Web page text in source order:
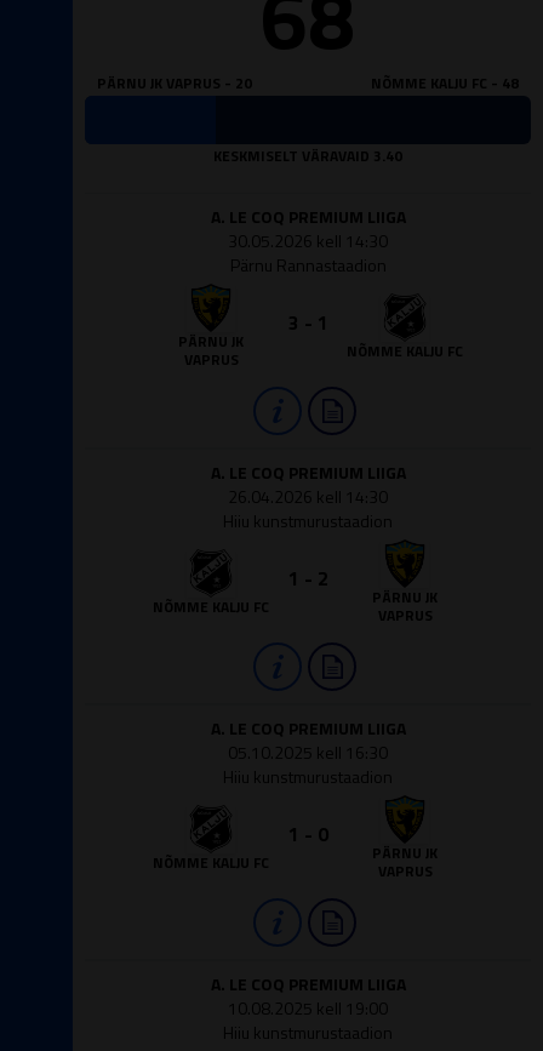
PÄRNU JK VAPRUS - 20 NÕMME KALJU FC - 48
KESKMISELT VÄRAVAID 3.40
A. LE COQ PREMIUM LIIGA
30.05.2026 kell 14:30
Pärnu Rannastaadion
PÄRNU JK
VAPRUS
3 - 1
NÕMME KALJU FC
A. LE COQ PREMIUM LIIGA
26.04.2026 kell 14:30
Hiiu kunstmurustaadion
NÕMME KALJU FC
1 - 2
PÄRNU JK
VAPRUS
A. LE COQ PREMIUM LIIGA
05.10.2025 kell 16:30
Hiiu kunstmurustaadion
NÕMME KALJU FC
1 - 0
PÄRNU JK
VAPRUS
A. LE COQ PREMIUM LIIGA
10.08.2025 kell 19:00
Hiiu kunstmurustaadion